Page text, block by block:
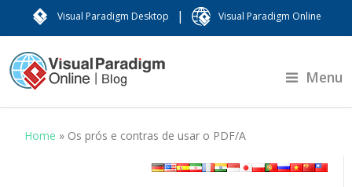
Visual Paradigm Desktop | Visual Paradigm Online
Menu
Home » Os prós e contras de usar o PDF/A